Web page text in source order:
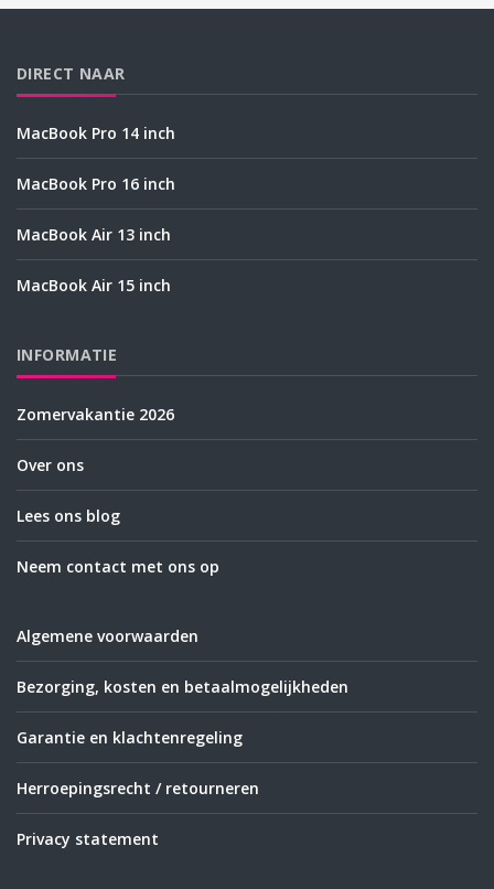
DIRECT NAAR
MacBook Pro 14 inch
MacBook Pro 16 inch
MacBook Air 13 inch
MacBook Air 15 inch
INFORMATIE
Zomervakantie 2026
Over ons
Lees ons blog
Neem contact met ons op
Algemene voorwaarden
Bezorging, kosten en betaalmogelijkheden
Garantie en klachtenregeling
Herroepingsrecht / retourneren
Privacy statement